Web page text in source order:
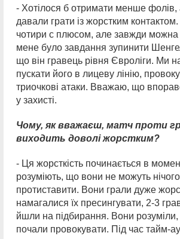
- Хотілося б отримати менше фолів,
давали грати із жорстким
чотири с плюсом, але завжди можна
мене було завдання зупинити
що він гравець рівня Євроліги. Ми
пускати його в лицеву лінію,
триочкові атаки. Вважаю, що
у захисті.
Чому, як вважаєш, матч проти
виходить доволі жорстким?
- Ця жорсткість починається в
розуміють, що вони не можуть
протиставити. Вони грали дуже
намагалися їх пресингувати, 2-3
йшли на підбирання. Вони
почали провокувати. Під час тайм-